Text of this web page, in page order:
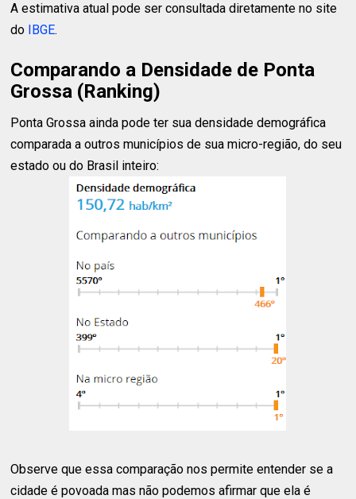
A estimativa atual pode ser consultada diretamente no site
do IBGE.
Comparando a Densidade de Ponta
Grossa (Ranking)
Ponta Grossa ainda pode ter sua densidade demográfica
comparada a outros municípios de sua micro-região, do seu
estado ou do Brasil inteiro:
Observe que essa comparação nos permite entender se a
cidade é povoada mas não podemos afirmar que ela é